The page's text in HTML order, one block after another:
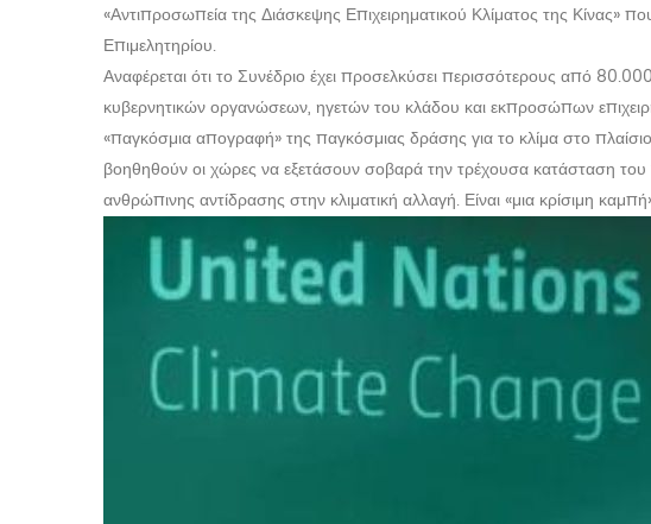
«Αντιπροσωπεία της Διάσκεψης Επιχειρηματικού Κλίματος της Κίνας»
Επιμελητηρίου.
Αναφέρεται ότι το Συνέδριο έχει προσελκύσει περισσότερους από
κυβερνητικών οργανώσεων, ηγετών του κλάδου και εκπροσώπων
«παγκόσμια απογραφή» της παγκόσμιας δράσης για το κλίμα στο
βοηθηθούν οι χώρες να εξετάσουν σοβαρά την τρέχουσα κατάσταση του
ανθρώπινης αντίδρασης στην κλιματική αλλαγή. Είναι «μια κρίσιμη